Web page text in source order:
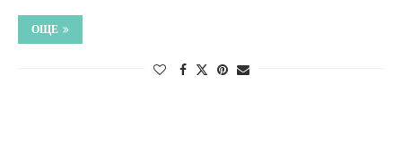
ОЩЕ